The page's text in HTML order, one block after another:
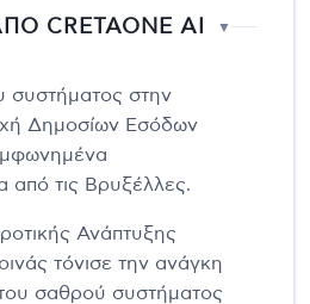
CRETAONE AI ▼
συστήματος στην
Δημοσίων Εσόδων
από τις Βρυξέλλες.
Ανάπτυξης
τόνισε την ανάγκη
σαθρού συστήματος